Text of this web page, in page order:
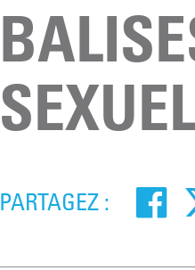
PARTAGEZ :